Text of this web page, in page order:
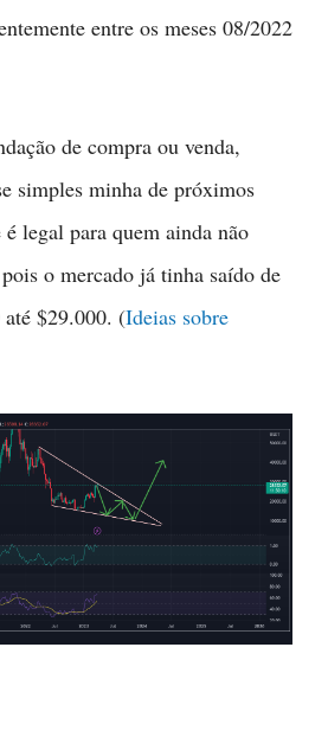
entre os meses 08/2022
de compra ou venda,
simples minha de próximos
legal para quem ainda não
o mercado já tinha saído de
até $29.000. (Ideias sobre